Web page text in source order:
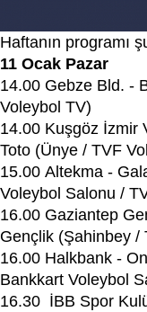
Haftanın programı
11 Ocak Pazar
14.00 Gebze Bld. -
Voleybol TV)
14.00 Kuşgöz İzmir
Toto (Ünye / TVF
15.00 Altekma -
Voleybol Salonu /
16.00 Gaziantep
Gençlik (Şahinbey /
16.00 Halkbank -
Bankkart Voleybol
16.30 İBB Spor